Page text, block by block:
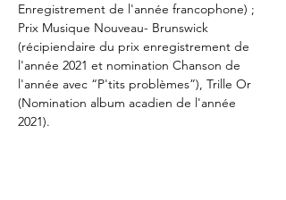
Enregistrement de l'année francophone) ;
Prix Musique Nouveau- Brunswick
(récipiendaire du prix enregistrement de
l'année 2021 et nomination Chanson de
l'année avec “P'tits problèmes”), Trille Or
(Nomination album acadien de l'année
2021).